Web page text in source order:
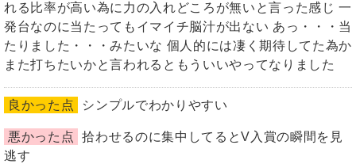
れる比率が高い為に力の入れどころが無いと言った感じ 一
発台なのに当たってもイマイチ脳汁が出ない あっ・・・当
たりました・・・みたいな 個人的には凄く期待してた為か
また打ちたいかと言われるともういいやってなりました
良かった点 シンプルでわかりやすい
悪かった点
拾わせるのに集中してるとV入賞の瞬間を見
逃す